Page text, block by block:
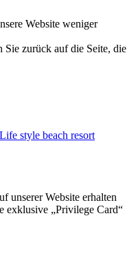
Website weniger
zurück auf die Seite, die
style beach resort
unserer Website erhalten
exklusive „Privilege Card“